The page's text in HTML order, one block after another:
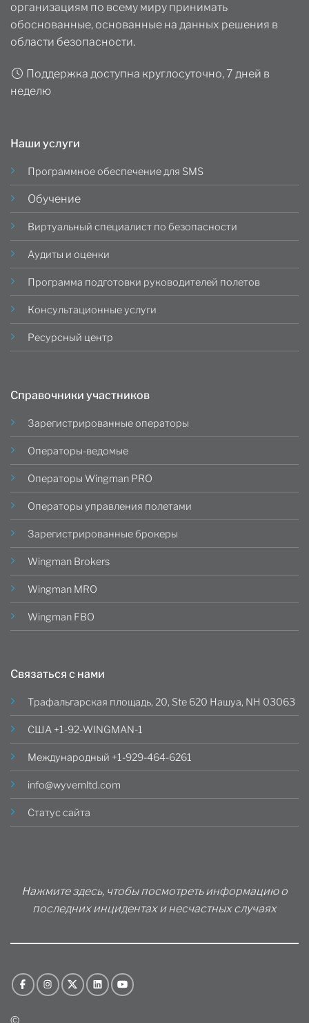
организациям по всему миру принимать
обоснованные, основанные на данных решения в
области безопасности.
Поддержка доступна круглосуточно, 7 дней в
неделю
Наши услуги
Программное обеспечение для SMS
Обучение
Виртуальный специалист по безопасности
Аудиты и оценки
Программа подготовки руководителей полетов
Консультационные услуги
Ресурсный центр
Справочники участников
Зарегистрированные операторы
Операторы-ведомые
Операторы Wingman PRO
Операторы управления полетами
Зарегистрированные брокеры
Wingman Brokers
Wingman MRO
Wingman FBO
Связаться с нами
Трафальгарская площадь, 20, Ste 620 Нашуа, NH 03063
США +1-92-WINGMAN-1
Международный +1-929-464-6261
info@wyvernltd.com
Статус сайта
Нажмите здесь, чтобы посмотреть информацию о
последних инцидентах и ​​несчастных случаях